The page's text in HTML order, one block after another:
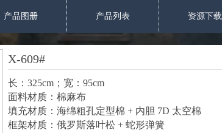
固定套餐价格，同系列家具可任选（除功能餐桌外）
不用担心不同款式不同尺寸产品价格不同
X-609#
长：325cm；宽：95cm
面料材质：棉麻布
填充材质：海绵粗孔定型棉 + 内胆 7D 太空棉
框架材质：俄罗斯落叶松 + 蛇形弹簧
产品图册 产品列表 资源下载